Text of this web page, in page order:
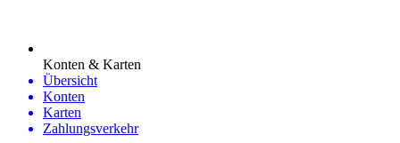
Konten & Karten
Übersicht
Konten
Karten
Zahlungsverkehr